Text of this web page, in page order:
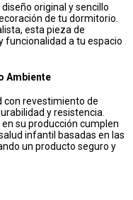
original y sencillo
de tu dormitorio.
esta pieza de
funcionalidad a tu espacio
Ambiente
con revestimiento de
y resistencia.
su producción cumplen
infantil basadas en las
un producto seguro y